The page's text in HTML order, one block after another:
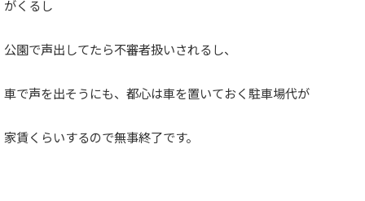
がくるし
公園で声出してたら不審者扱いされるし、
車で声を出そうにも、都心は車を置いておく駐車場代が
家賃くらいするので無事終了です。